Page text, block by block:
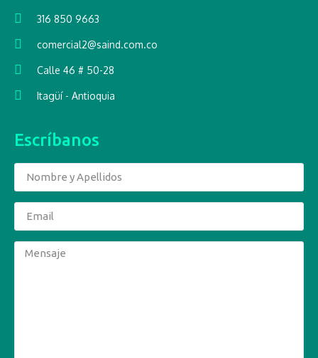
316 850 9663
comercial2@saind.com.co
Calle 46 # 50-28
Itagüí - Antioquia
Escríbanos